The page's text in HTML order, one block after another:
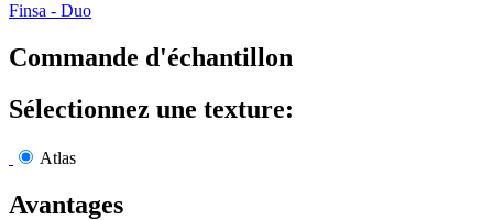
Finsa - Duo
Commande d'échantillon
Sélectionnez une texture:
Atlas
Avantages